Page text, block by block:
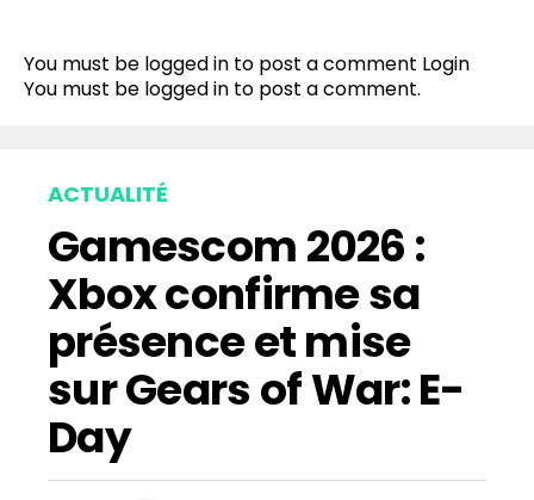
You must be logged in to post a comment Login
You must be logged in to post a comment.
ACTUALITÉ
Gamescom 2026 :
Xbox confirme sa
présence et mise
sur Gears of War: E-
Day